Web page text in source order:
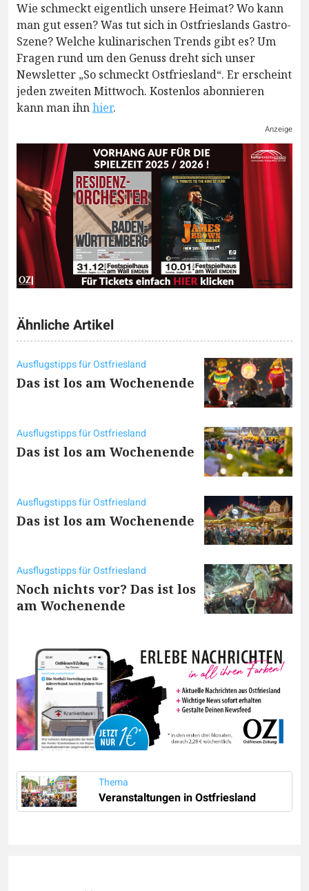
Wie schmeckt eigentlich unsere Heimat? Wo kann
man gut essen? Was tut sich in Ostfrieslands Gastro-
Szene? Welche kulinarischen Trends gibt es? Um
Fragen rund um den Genuss dreht sich unser
Newsletter „So schmeckt Ostfriesland“. Er erscheint
jeden zweiten Mittwoch. Kostenlos abonnieren
kann man ihnhier.
Anzeige
Ähnliche Artikel
Ausflugstipps für Ostfriesland
Das ist los am Wochenende
Ausflugstipps für Ostfriesland
Das ist los am Wochenende
Ausflugstipps für Ostfriesland
Das ist los am Wochenende
Ausflugstipps für Ostfriesland
Noch nichts vor? Das ist los
am Wochenende
Thema
Veranstaltungen in Ostfriesland